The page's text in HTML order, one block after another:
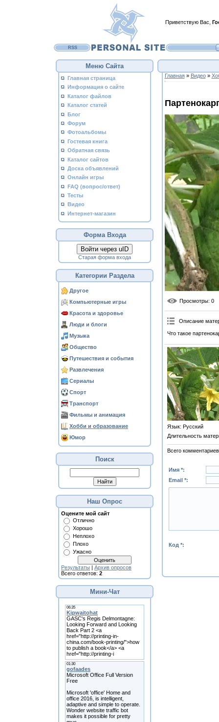
Приветствую Вас
RSS
Меню Сайта
Главная страница
Информация о сайте
Каталог файлов
Каталог статей
Блог
Форум
Фотоальбомы
Гостевая книга
Обратная связь
Каталог сайтов
Доска объявлений
Онлайн игры
FAQ (вопрос/ответ)
Тесты
Видео
Интернет-магазин
Форма Входа
Войти через uID
Старая форма входа
Категории Раздела
Другое
Компьютерные игры
Красота и здоровье
Люди и блоги
Музыка
Общество
Путешествия и события
Развлечения
Сериалы
Спорт
Транспорт
Фильмы и анимация
Хобби и образование
Юмор
Поиск
Наш Опрос
Оцените мой сайт
Отлично
Хорошо
Неплохо
Плохо
Ужасно
Результаты | Архив опросов
Всего ответов: 2
Мини-Чат
Главная» Видео»
Просмотры: 0
Описание
Что такое
Язык: Русский
Длительность
Всего комментариев
Имя *:
Email *:
Код *: